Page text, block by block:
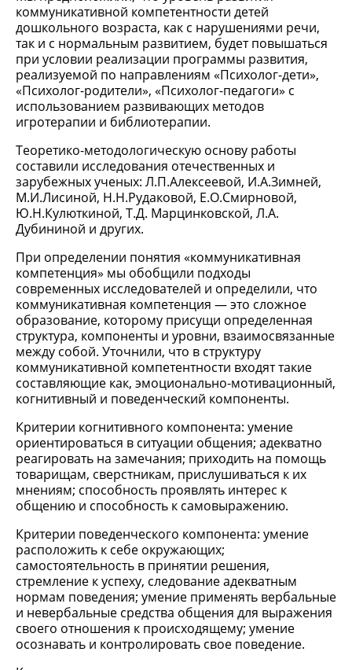
коммуникативной компетентности детей
дошкольного возраста, как с нарушениями речи,
так и с нормальным развитием, будет повышаться
при условии реализации программы развития,
реализуемой по направлениям «Психолог-дети»,
«Психолог-родители», «Психолог-педагоги» с
использованием развивающих методов
игротерапии и библиотерапии.
Теоретико-методологическую основу работы
составили исследования отечественных и
зарубежных ученых: Л.П.Алексеевой, И.А.Зимней,
М.И.Лисиной, Н.Н.Рудаковой, Е.О.Смирновой,
Ю.Н.Кулюткиной, Т.Д. Марцинковской, Л.А.
Дубининой и других.
При определении понятия «коммуникативная
компетенция» мы обобщили подходы
современных исследователей и определили, что
коммуникативная компетенция — это сложное
образование, которому присущи определенная
структура, компоненты и уровни, взаимосвязанные
между собой. Уточнили, что в структуру
коммуникативной компетентности входят такие
составляющие как, эмоционально-мотивационный,
когнитивный и поведенческий компоненты.
Критерии когнитивного компонента: умение
ориентироваться в ситуации общения; адекватно
реагировать на замечания; приходить на помощь
товарищам, сверстникам, прислушиваться к их
мнениям; способность проявлять интерес к
общению и способность к самовыражению.
Критерии поведенческого компонента: умение
расположить к себе окружающих;
самостоятельность в принятии решения,
стремление к успеху, следование адекватным
нормам поведения; умение применять вербальные
и невербальные средства общения для выражения
своего отношения к происходящему; умение
осознавать и контролировать свое поведение.